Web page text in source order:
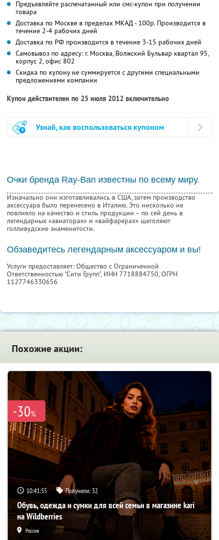
Предъявляйте распечатанный или смс-купон при получении
товара
Доставка по Москве в пределах МКАД - 100р. Производится в
течение 2-4 рабочих дней
Доставка по РФ производится в течение 3-15 рабочих дней
Самовывоз по адресу: г. Москва, Волжский Бульвар квартал 95,
корпус 2, офис 802
Скидка по купону не суммируется с другими специальными
предложениями компании
Купон действителен по 25 июля 2012 включительно
Узнай, как воспользоваться купоном
Очки бренда Ray-Ban известны по всему миру.
Изначально они изготавливались в США, затем производство
аксессуара было перенесено в Италию. Это нисколько не
повлияло на качество и стиль продукции – по сей день в
легендарных «авиаторах» и «вайфарерах» щеголяют
голливудские знаменитости.
Обзаведитесь легендарным аксессуаром и вы!
Услуги предоставляет: Общество с Ограниченной
Ответственностью "Сити Групп", ИНН 7718884750, ОГРН
1127746330656
Похожие акции:
-30%
10:41:54 Получили: 32
Обувь, одежда и сумки для всей семьи в магазине kari
на Wildberries
Россия